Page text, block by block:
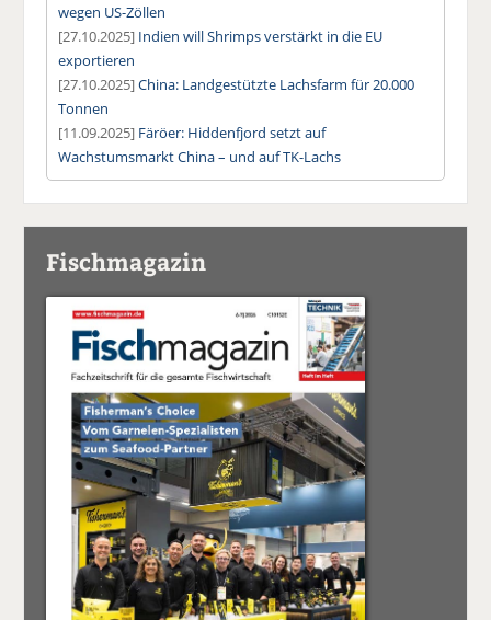
wegen US-Zöllen
[27.10.2025] Indien will Shrimps verstärkt in die EU
exportieren
[27.10.2025]China: Landgestützte Lachsfarm für 20.000
Tonnen
[11.09.2025] Färöer: Hiddenfjord setzt auf
Wachstumsmarkt China – und auf TK-Lachs
Fischmagazin